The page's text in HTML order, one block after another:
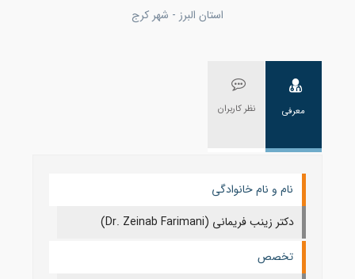
استان البرز - شهر كرج
معرفی نظر کاربران
نام و نام خانوادگی
دکتر زینب فریمانی (Dr. Zeinab Farimani)
تخصص